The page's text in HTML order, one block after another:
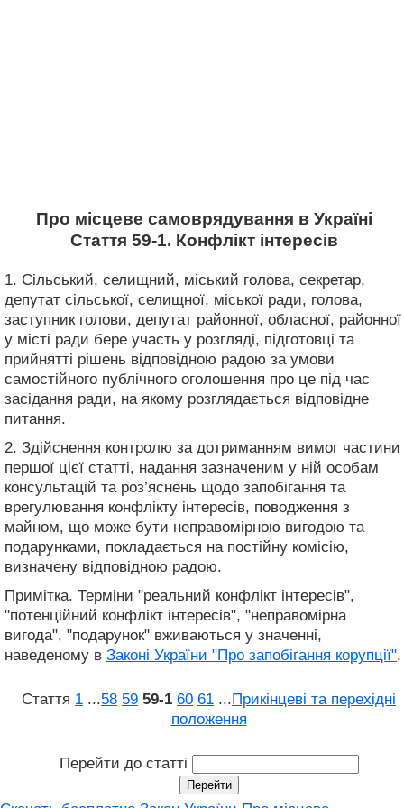
Про місцеве самоврядування в Україні
Стаття 59-1. Конфлікт інтересів
1. Сільський, селищний, міський голова, секретар,
депутат сільської, селищної, міської ради, голова,
заступник голови, депутат районної, обласної, районної
у місті ради бере участь у розгляді, підготовці та
прийнятті рішень відповідною радою за умови
самостійного публічного оголошення про це під час
засідання ради, на якому розглядається відповідне
питання.
2. Здійснення контролю за дотриманням вимог частини
першої цієї статті, надання зазначеним у ній особам
консультацій та роз’яснень щодо запобігання та
врегулювання конфлікту інтересів, поводження з
майном, що може бути неправомірною вигодою та
подарунками, покладається на постійну комісію,
визначену відповідною радою.
Примітка. Терміни "реальний конфлікт інтересів",
"потенційний конфлікт інтересів", "неправомірна
вигода", "подарунок" вживаються у значенні,
наведеному в Законі України "Про запобігання корупції".
Стаття 1 ...58 59 59‑1 60 61 ...Прикінцеві та перехідні
положення
Перейти до статті